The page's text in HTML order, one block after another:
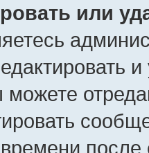
или
времени